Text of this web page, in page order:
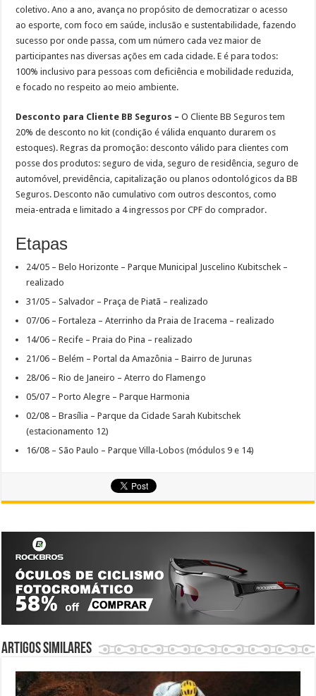
coletivo. Ano a ano, avança no propósito de democratizar o acesso
ao esporte, com foco em saúde, inclusão e sustentabilidade, fazendo
sucesso por onde passa, com um número cada vez maior de
participantes nas diversas ações em cada cidade. E é para todos:
100% inclusivo para pessoas com deficiência e mobilidade reduzida,
e focado no respeito ao meio ambiente.
Desconto para Cliente BB Seguros – O Cliente BB Seguros tem
20% de desconto no kit (condição é válida enquanto durarem os
estoques). Regras da promoção: desconto válido para clientes com
posse dos produtos: seguro de vida, seguro de residência, seguro de
automóvel, previdência, capitalização ou planos odontológicos da BB
Seguros. Desconto não cumulativo com outros descontos, como
meia-entrada e limitado a 4 ingressos por CPF do comprador.
Etapas
24/05 – Belo Horizonte – Parque Municipal Juscelino Kubitschek –
realizado
31/05 – Salvador – Praça de Piatã – realizado
07/06 – Fortaleza – Aterrinho da Praia de Iracema – realizado
14/06 – Recife – Praia do Pina – realizado
21/06 – Belém – Portal da Amazônia – Bairro de Jurunas
28/06 – Rio de Janeiro – Aterro do Flamengo
05/07 – Porto Alegre – Parque Harmonia
02/08 – Brasília – Parque da Cidade Sarah Kubitschek
(estacionamento 12)
16/08 – São Paulo – Parque Villa-Lobos (módulos 9 e 14)
Artigos similares